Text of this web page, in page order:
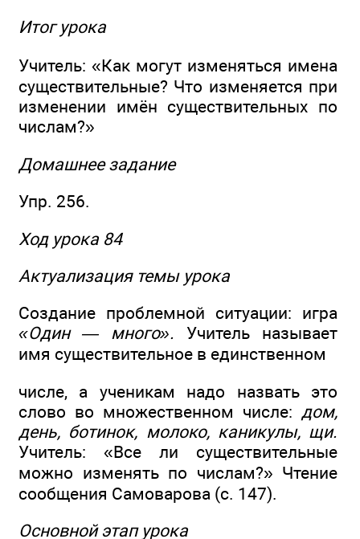
Итог урока
Учитель: «Как могут изменяться имена
существительные? Что изменяется при
изменении имён существительных по
числам?»
Домашнее задание
Упр. 256.
Ход урока 84
Актуализация темы урока
Создание проблемной ситуации: игра
«Один — много». Учитель называет
имя существительное в единственном
числе, а ученикам надо назвать это
слово во множественном числе: дом,
день, ботинок, молоко, каникулы, щи.
Учитель: «Все ли существительные
можно изменять по числам?» Чтение
сообщения Самоварова (с. 147).
Основной этап урока